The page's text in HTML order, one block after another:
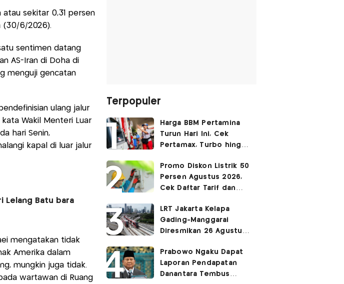
sekitar 0,31 persen
(30/6/2026).
sentimen datang
AS-Iran di Doha di
menguji gencatan
ulang jalur
Wakil Menteri Luar
hari Senin,
kapal di luar jalur
Lelang Batu bara
mengatakan tidak
Amerika dalam
mungkin juga tidak.
wartawan di Ruang
Terpopuler
Harga BBM Pertamina
Turun Hari Ini, Cek
Pertamax, Turbo hingga
2026
Promo Diskon Listrik 50
Persen Agustus 2026,
Cek Daftar Tarif dan
LRT Jakarta Kelapa
Gading-Manggarai
Diresmikan 26 Agustus
Prabowo Ngaku Dapat
Laporan Pendapatan
Danantara Tembus